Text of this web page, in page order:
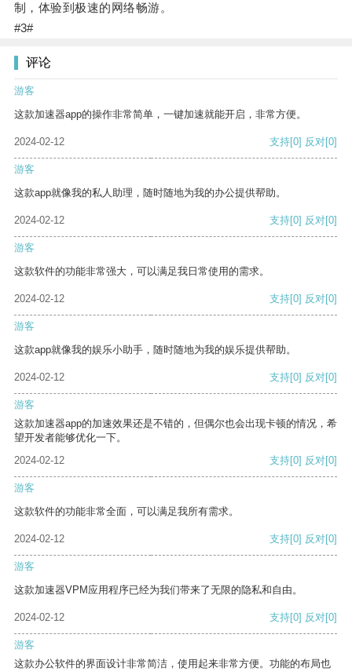
制，体验到极速的网络畅游。
#3#
评论
游客
这款加速器app的操作非常简单，一键加速就能开启，非常方便。
2024-02-12 支持[0] 反对[0]
游客
这款app就像我的私人助理，随时随地为我的办公提供帮助。
2024-02-12 支持[0] 反对[0]
游客
这款软件的功能非常强大，可以满足我日常使用的需求。
2024-02-12 支持[0] 反对[0]
游客
这款app就像我的娱乐小助手，随时随地为我的娱乐提供帮助。
2024-02-12 支持[0] 反对[0]
游客
这款加速器app的加速效果还是不错的，但偶尔也会出现卡顿的情况，希
望开发者能够优化一下。
2024-02-12
支持[0] 反对[0]
游客
这款软件的功能非常全面，可以满足我所有需求。
2024-02-12 支持[0] 反对[0]
游客
这款加速器VPM应用程序已经为我们带来了无限的隐私和自由。
2024-02-12 支持[0] 反对[0]
游客
这款办公软件的界面设计非常简洁，使用起来非常方便。功能的布局也